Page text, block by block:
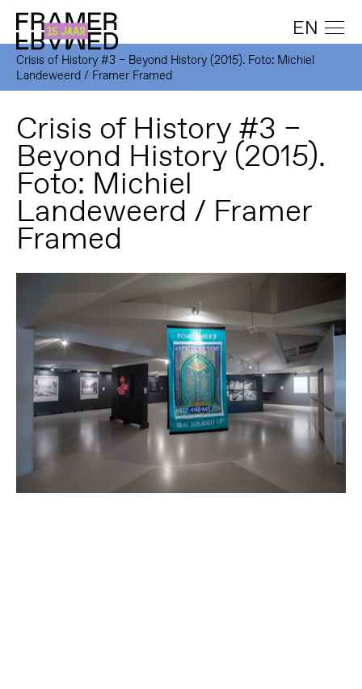
EN
Crisis of History #3 – Beyond History (2015). Foto: Michiel
Landeweerd / Framer Framed
Crisis of History #3 –
Beyond History (2015).
Foto: Michiel
Landeweerd / Framer
Framed